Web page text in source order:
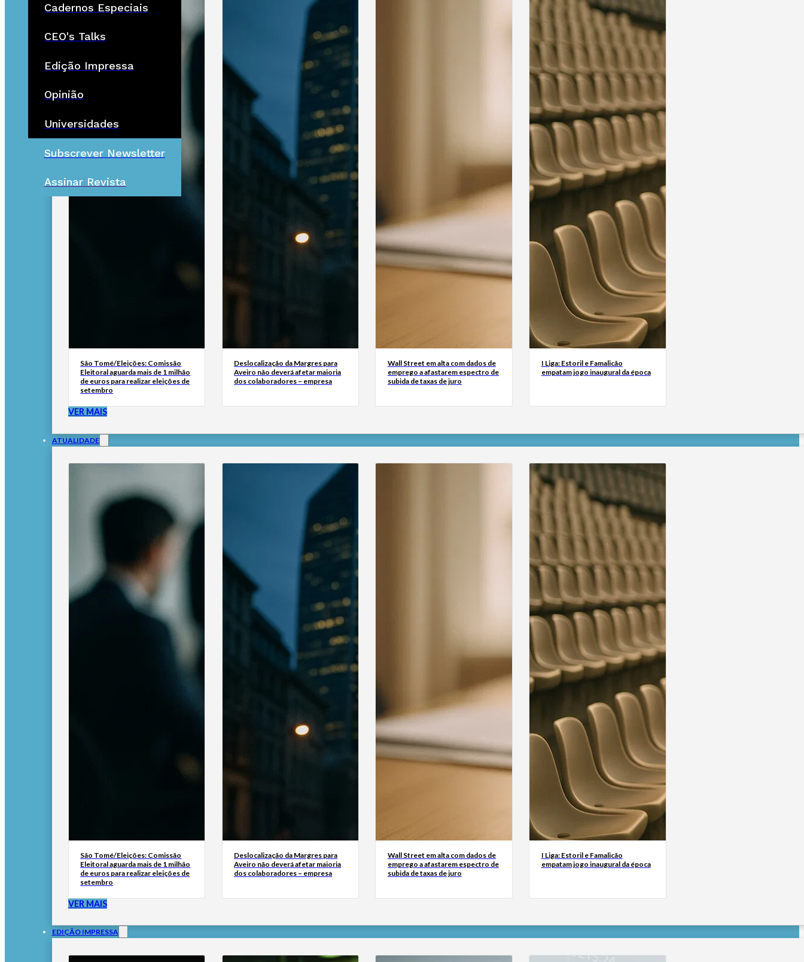
Cadernos Especiais
CEO's Talks
Edição Impressa
Opinião
Universidades
Subscrever Newsletter
Assinar Revista
São Tomé/Eleições: Comissão
Eleitoral aguarda mais de 1 milhão
de euros para realizar eleições de
setembro
Deslocalização da Margres para
Aveiro não deverá afetar maioria
dos colaboradores – empresa
Wall Street em alta com dados de
emprego a afastarem espectro de
subida de taxas de juro
I Liga: Estoril e Famalicão
empatam jogo inaugural da época
VER MAIS
ATUALIDADE
São Tomé/Eleições: Comissão
Eleitoral aguarda mais de 1 milhão
de euros para realizar eleições de
setembro
Deslocalização da Margres para
Aveiro não deverá afetar maioria
dos colaboradores – empresa
Wall Street em alta com dados de
emprego a afastarem espectro de
subida de taxas de juro
I Liga: Estoril e Famalicão
empatam jogo inaugural da época
VER MAIS
EDIÇÃO IMPRESSA